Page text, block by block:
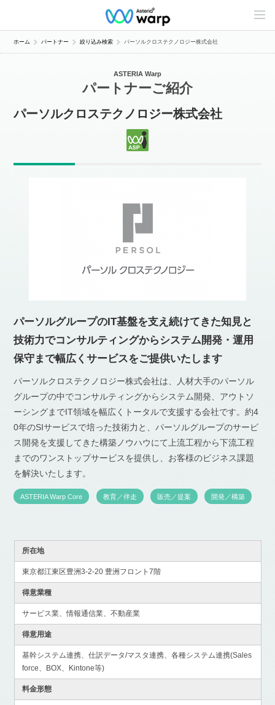
C
n
e
ホーム パートナー 絞り込み検索 パーソルクロステクノロジー株式会社
ASTERIA Warp
パートナーご紹介
パーソルクロステクノロジー株式会社
パーソルグループのIT基盤を支え続けてきた知見と
技術力でコンサルティングからシステム開発・運用
保守まで幅広くサービスをご提供いたします
パーソルクロステクノロジー株式会社は、人材大手のパーソル
グループの中でコンサルティングからシステム開発、アウトソ
ーシングまでIT領域を幅広くトータルで支援する会社です。約4
0年のSIサービスで培った技術力と、パーソルグループのサービ
ス開発を支援してきた構築ノウハウにて上流工程から下流工程
までのワンストップサービスを提供し、お客様のビジネス課題
を解決いたします。
ASTERIA Warp Core 教育／伴走 販売／提案 開発／構築
所在地
東京都江東区豊洲3-2-20 豊洲フロント7階
得意業種
サービス業、情報通信業、不動産業
得意用途
基幹システム連携、仕訳データ/マスタ連携、各種システム連携(Sales
force、BOX、Kintone等)
料金形態